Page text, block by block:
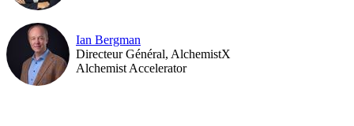
Ian Bergman
Directeur Général, AlchemistX
Alchemist Accelerator